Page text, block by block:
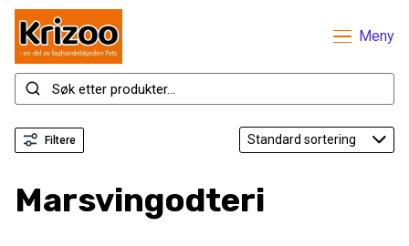
Meny
Filtere
Marsvingodteri